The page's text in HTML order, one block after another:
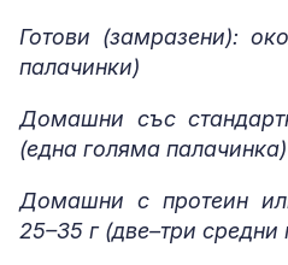
Готови (замразени):
палачинки)
Домашни със
(една голяма палачинка)
Домашни с протеин
25–35 г (две–три средни